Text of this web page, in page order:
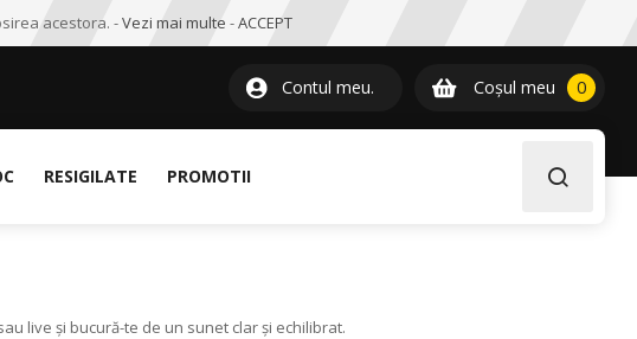
acestora. -Vezi mai multe -ACCEPT
Contul meu. Coșul meu 00item
RESIGILATE PROMOTII
live și bucură-te de un sunet clar și echilibrat.